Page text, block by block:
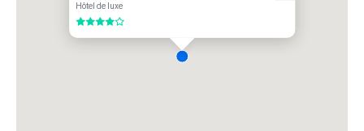
Hôtel de luxe
4 sur 5